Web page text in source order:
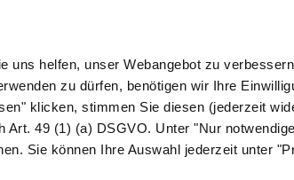
uns helfen, unser Webangebot zu
zu dürfen, benötigen wir Ihre
klicken, stimmen Sie diesen (jederzeit
Art. 49 (1) (a) DSGVO. Unter "Nur
Sie können Ihre Auswahl jederzeit unter
Naturheilkunde Eltern & Kind